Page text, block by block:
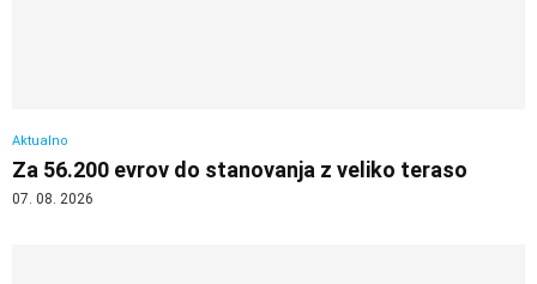
Aktualno
Za 56.200 evrov do stanovanja z veliko teraso
07. 08. 2026